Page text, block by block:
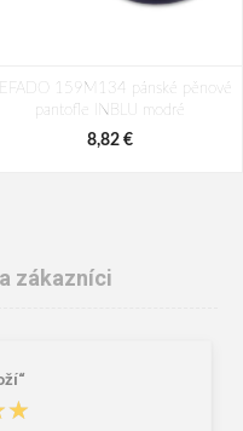
159M134 pánské pěnové
pantofle INBLU modré
8,82 €
zákazníci